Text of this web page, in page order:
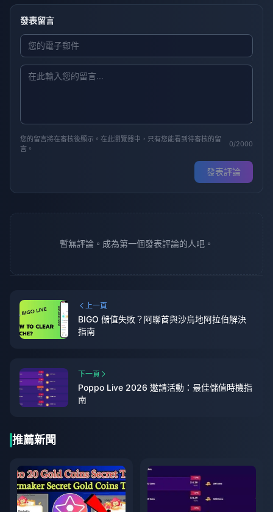
發表留言
您的留言將在審核後顯示。在此瀏覽器中，只有您能看到待審核的留
言。
0/2000
發表評論
暫無評論。成為第一個發表評論的人吧。
上一頁
BIGO 儲值失敗？阿聯酋與沙烏地阿拉伯解決
指南
下一頁
Poppo Live 2026 邀請活動：最佳儲值時機指
南
推薦新聞